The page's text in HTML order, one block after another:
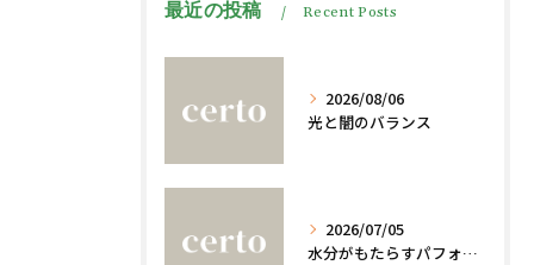
最近の投稿 Recent Posts
2026/08/06
光と闇のバランス
2026/07/05
水分がもたらすパフォーマンスへの影響